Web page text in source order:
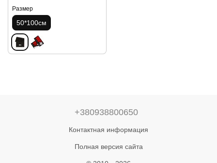
Размер
50*100см
+380938800650
Контактная информация
Полная версия сайта